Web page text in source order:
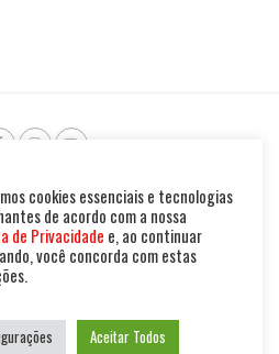
reservados. PIRAMBU NEWS
cookies essenciais e tecnologias
de acordo com a nossa
de Privacidade e, ao continuar
você concorda com estas
Aceitar Todos